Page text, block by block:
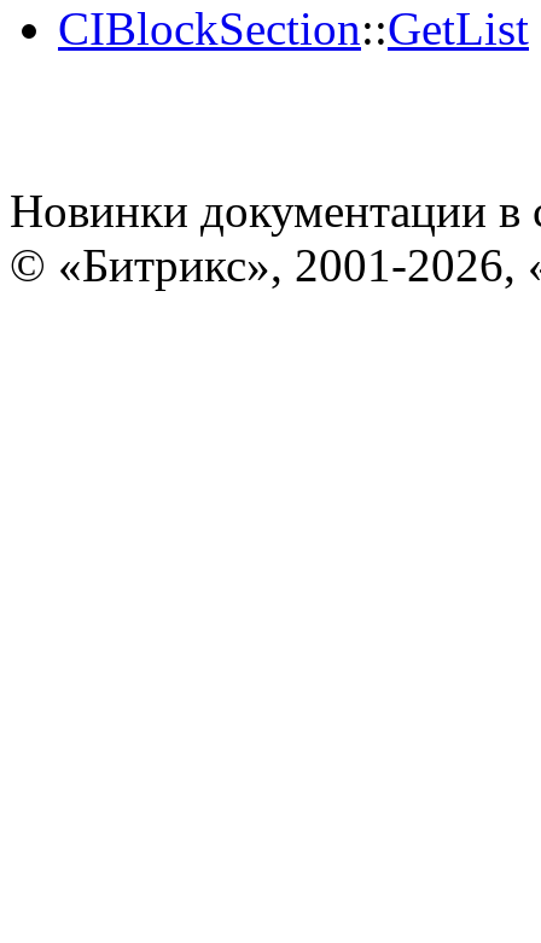
CIBlockSection::GetList
Новинки документации в
© «Битрикс», 2001-2026,